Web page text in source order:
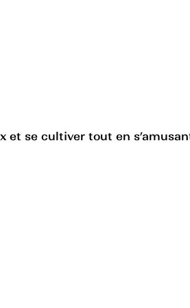
et se cultiver tout en